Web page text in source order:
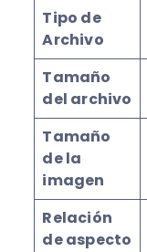
Tipo de
Archivo
Tamaño
del archivo
Tamaño
de la
imagen
Relación
de aspecto